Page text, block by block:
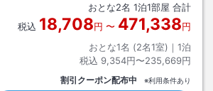
おとな2名 1泊1部屋 合計
税込 18,708円 〜 471,338円
おとな1名 (2名1室)｜ 1泊
税込 9,354円〜235,669円
割引クーポン配布中 ※利用条件あり